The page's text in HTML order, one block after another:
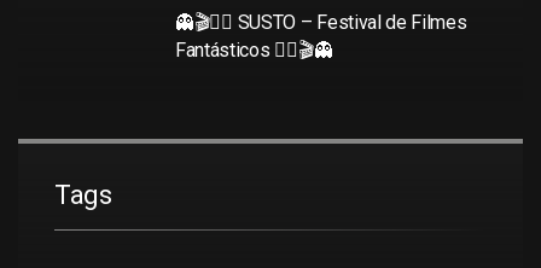
👻🎬🧜‍♀️ SUSTO – Festival de Filmes
Fantásticos 🧜‍♀️🎬👻
Tags